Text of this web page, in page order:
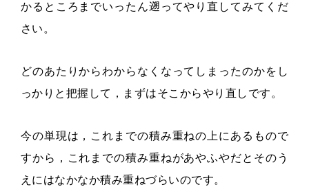
かるところまでいったん遡ってやり直してみてくだ
さい。
どのあたりからわからなくなってしまったのかをし
っかりと把握して，まずはそこからやり直しです。
今の単現は，これまでの積み重ねの上にあるもので
すから，これまでの積み重ねがあやふやだとそのう
えにはなかなか積み重ねづらいのです。